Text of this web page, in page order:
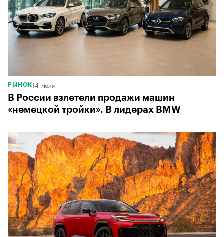
00:00 / 00:00
РЫНОК14 июля
В России взлетели продажи машин
«немецкой тройки». В лидерах BMW